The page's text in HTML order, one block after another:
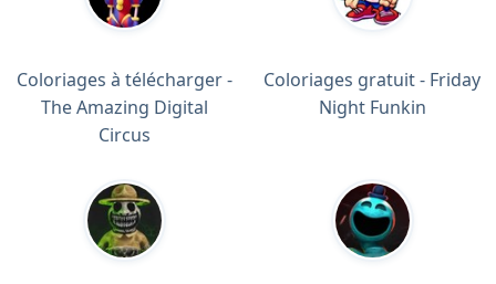
Coloriages à télécharger -
The Amazing Digital
Circus
Coloriages gratuit - Friday
Night Funkin